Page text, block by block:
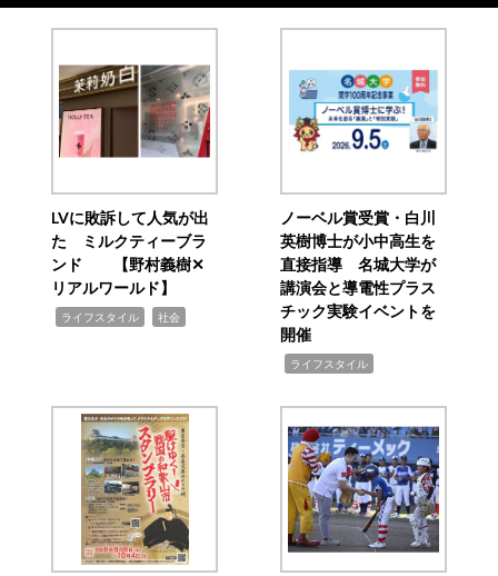
LVに敗訴して人気が出
た ミルクティーブラ
ンド 【野村義樹✕
リアルワールド】
ライフスタイル 社会
ノーベル賞受賞・白川
英樹博士が小中高生を
直接指導 名城大学が
講演会と導電性プラス
チック実験イベントを
開催
ライフスタイル